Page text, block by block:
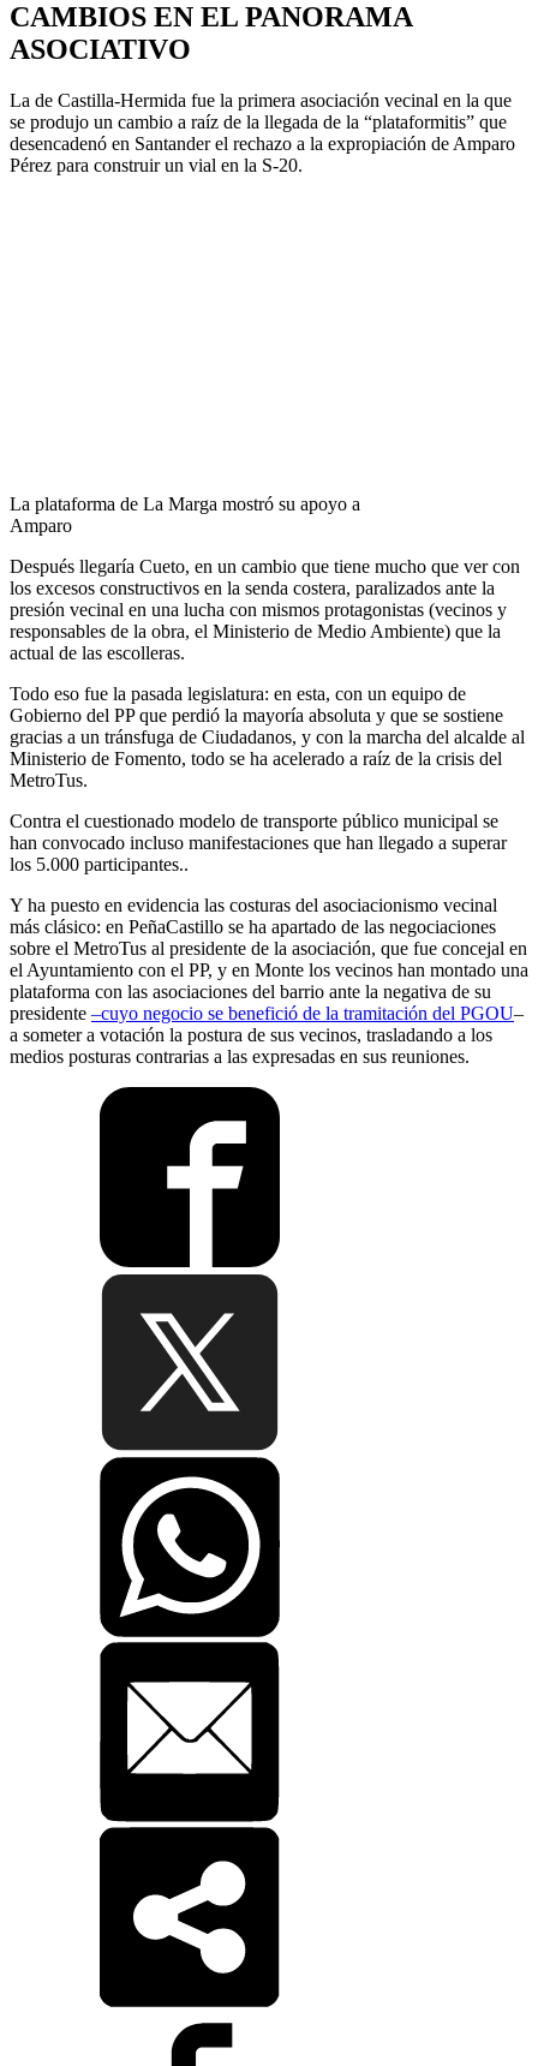
CAMBIOS EN EL PANORAMA
ASOCIATIVO
La de Castilla-Hermida fue la primera asociación vecinal en la que
se produjo un cambio a raíz de la llegada de la “plataformitis” que
desencadenó en Santander el rechazo a la expropiación de Amparo
Pérez para construir un vial en la S-20.
La plataforma de La Marga mostró su apoyo a
Amparo
Después llegaría Cueto, en un cambio que tiene mucho que ver con
los excesos constructivos en la senda costera, paralizados ante la
presión vecinal en una lucha con mismos protagonistas (vecinos y
responsables de la obra, el Ministerio de Medio Ambiente) que la
actual de las escolleras.
Todo eso fue la pasada legislatura: en esta, con un equipo de
Gobierno del PP que perdió la mayoría absoluta y que se sostiene
gracias a un tránsfuga de Ciudadanos, y con la marcha del alcalde al
Ministerio de Fomento, todo se ha acelerado a raíz de la crisis del
MetroTus.
Contra el cuestionado modelo de transporte público municipal se
han convocado incluso manifestaciones que han llegado a superar
los 5.000 participantes..
Y ha puesto en evidencia las costuras del asociacionismo vecinal
más clásico: en PeñaCastillo se ha apartado de las negociaciones
sobre el MetroTus al presidente de la asociación, que fue concejal en
el Ayuntamiento con el PP, y en Monte los vecinos han montado una
plataforma con las asociaciones del barrio ante la negativa de su
presidente –cuyo negocio se benefició de la tramitación del PGOU–
a someter a votación la postura de sus vecinos, trasladando a los
medios posturas contrarias a las expresadas en sus reuniones.